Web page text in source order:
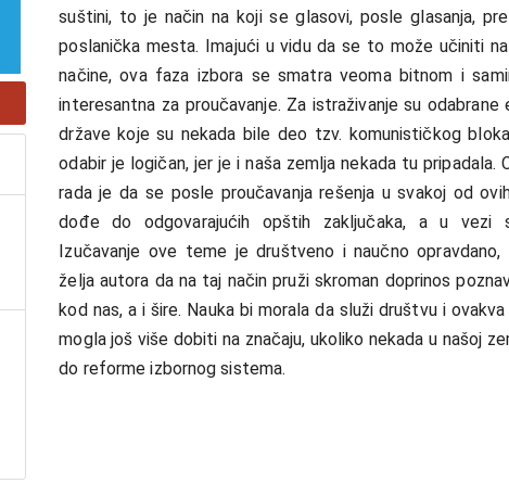
suštini, to je način na koji se glasovi, posle glasanja,
poslanička mesta. Imajući u vidu da se to može učiniti
načine, ova faza izbora se smatra veoma bitnom i
interesantna za proučavanje. Za istraživanje su odabrane
države koje su nekada bile deo tzv. komunističkog
odabir je logičan, jer je i naša zemlјa nekada tu pripadala.
rada je da se posle proučavanja rešenja u svakoj od
dođe do odgovarajućih opštih zaklјučaka, a u vezi
Izučavanje ove teme je društveno i naučno
želјa autora da na taj način pruži skroman doprinos
kod nas, a i šire. Nauka bi morala da služi društvu i ovakva
mogla još više dobiti na značaju, ukoliko nekada u našoj
do reforme izbornog sistema.